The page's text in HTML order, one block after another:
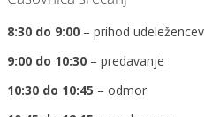
8:30 do 9:00 – prihod udeležencev
9:00 do 10:30 – predavanje
10:30 do 10:45 – odmor